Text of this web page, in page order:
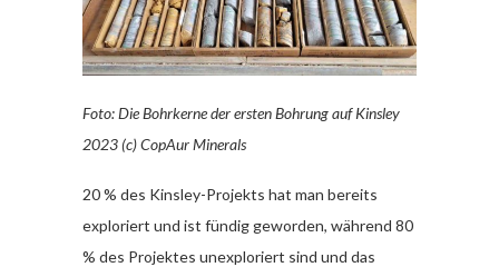
Foto: Die Bohrkerne der ersten Bohrung auf Kinsley
2023 (c) CopAur Minerals
20 % des Kinsley-Projekts hat man bereits
exploriert und ist fündig geworden, während 80
% des Projektes unexploriert sind und das